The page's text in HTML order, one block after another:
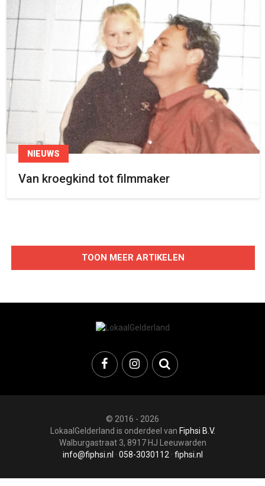
NIEUWS
Van kroegkind tot filmmaker
TOON MEER ARTIKELEN
© 2016 - 2026
LokaalGelderland is onderdeel van Fiphsi B.V.
Walburgastraat 3, 8917 HJ Leeuwarden
info@fiphsi.nl · 058-3030112 · fiphsi.nl